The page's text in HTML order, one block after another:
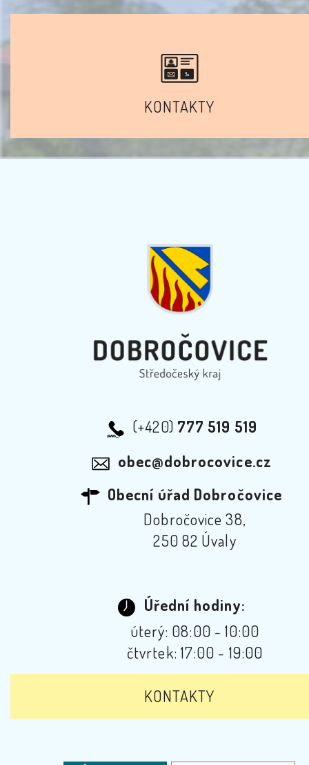
KONTAKTY
(+420) 777 519 519
obec@dobrocovice.cz
Obecní úřad Dobročovice
Dobročovice 38,
250 82 Úvaly
Úřední hodiny:
úterý: 08:00 - 10:00
čtvrtek: 17:00 - 19:00
KONTAKTY